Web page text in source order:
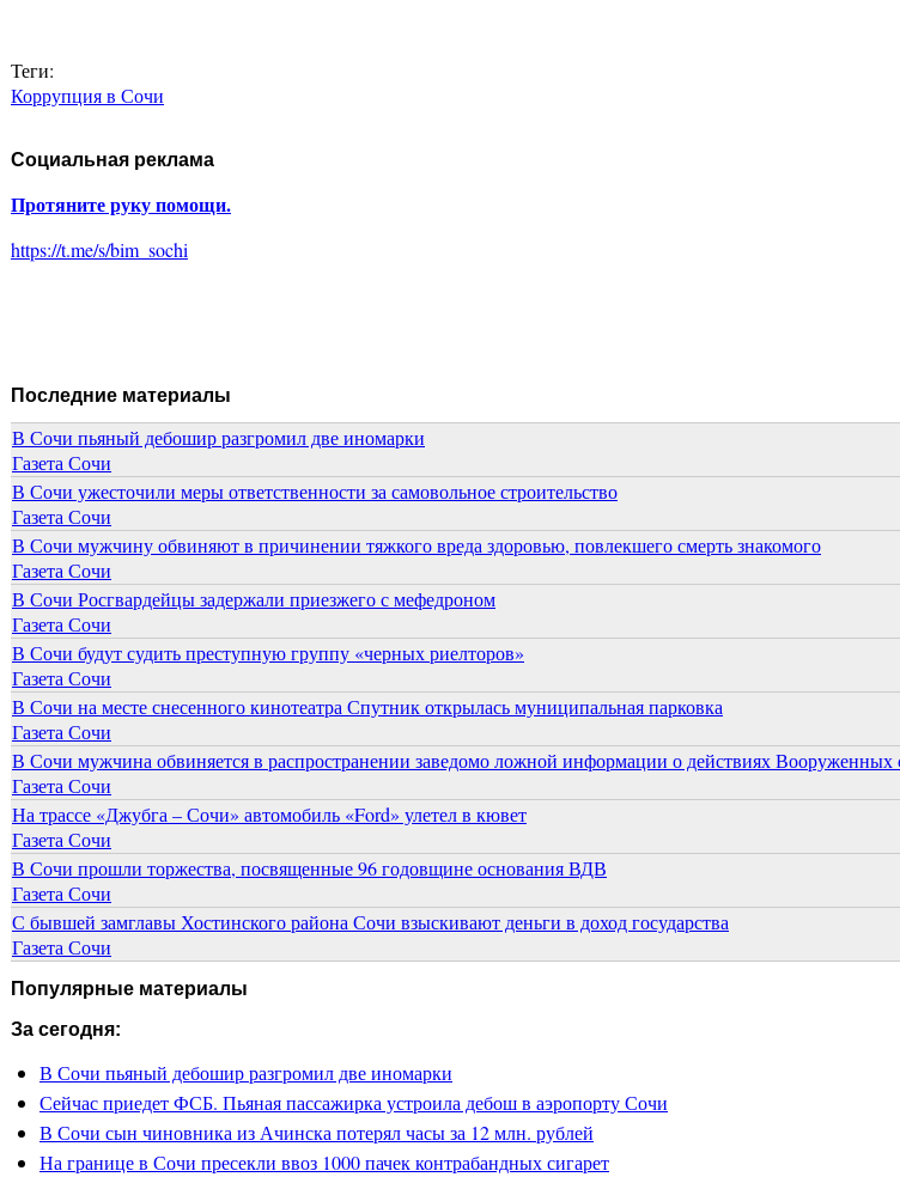
Теги:
Коррупция в Сочи
Социальная реклама
Протяните руку помощи.
https://t.me/s/bim_sochi
Последние материалы
В Сочи пьяный дебошир разгромил две иномарки
Газета Сочи
В Сочи ужесточили меры ответственности за самовольное строительство
Газета Сочи
В Сочи мужчину обвиняют в причинении тяжкого вреда здоровью, повлекшего смерть знакомого
Газета Сочи
В Сочи Росгвардейцы задержали приезжего с мефедроном
Газета Сочи
В Сочи будут судить преступную группу «черных риелторов»
Газета Сочи
В Сочи на месте снесенного кинотеатра Спутник открылась муниципальная парковка
Газета Сочи
В Сочи мужчина обвиняется в распространении заведомо ложной информации о действиях Вооруженных
Газета Сочи
На трассе «Джубга – Сочи» автомобиль «Ford» улетел в кювет
Газета Сочи
В Сочи прошли торжества, посвященные 96 годовщине основания ВДВ
Газета Сочи
С бывшей замглавы Хостинского района Сочи взыскивают деньги в доход государства
Газета Сочи
Популярные материалы
За сегодня:
В Сочи пьяный дебошир разгромил две иномарки
Сейчас приедет ФСБ. Пьяная пассажирка устроила дебош в аэропорту Сочи
В Сочи сын чиновника из Ачинска потерял часы за 12 млн. рублей
На границе в Сочи пресекли ввоз 1000 пачек контрабандных сигарет